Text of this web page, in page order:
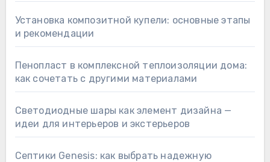
Установка композитной купели: основные этапы
и рекомендации
Пенопласт в комплексной теплоизоляции дома:
как сочетать с другими материалами
Светодиодные шары как элемент дизайна —
идеи для интерьеров и экстерьеров
Септики Genesis: как выбрать надежную